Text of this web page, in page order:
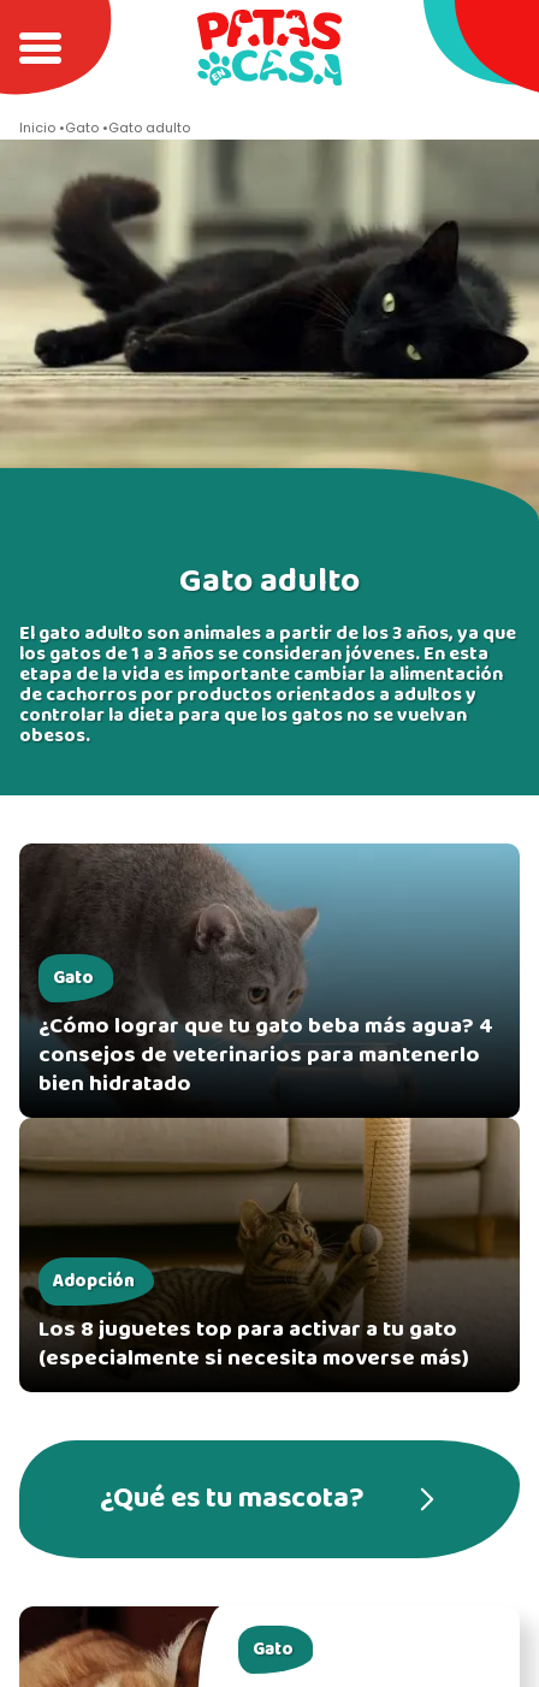
Inicio Gato Gato adulto
Gato adulto
El gato adulto son animales a partir de los 3 años, ya que
los gatos de 1 a 3 años se consideran jóvenes. En esta
etapa de la vida es importante cambiar la alimentación
de cachorros por productos orientados a adultos y
controlar la dieta para que los gatos no se vuelvan
obesos.
Gato
¿Cómo lograr que tu gato beba más agua? 4
consejos de veterinarios para mantenerlo
bien hidratado
Adopción
Los 8 juguetes top para activar a tu gato
(especialmente si necesita moverse más)
¿Qué es tu mascota?
Gato